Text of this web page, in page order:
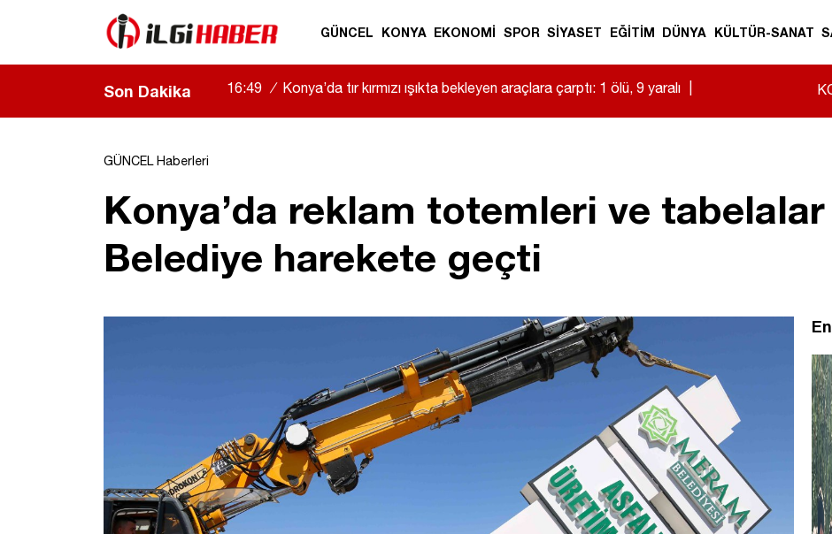
GÜNCEL KONYA EKONOMİ SPOR SİYASET EĞİTİM DÜNYA KÜLTÜR-SANAT
Son Dakika 16:49 / Konya’da tır kırmızı ışıkta bekleyen araçlara çarptı: 1 ölü, 9 yaralı
GÜNCEL Haberleri
Konya’da reklam totemleri ve tabelalar
Belediye harekete geçti